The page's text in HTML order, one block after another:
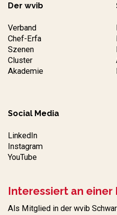
Der wvib
Verband
Chef-Erfa
Szenen
Cluster
Akademie
Social Media
LinkedIn
Instagram
YouTube
Interessiert an
Als Mitglied in der wvib